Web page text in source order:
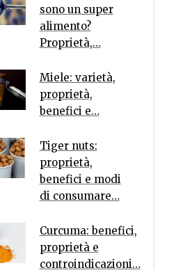
sono un super
alimento?
Proprietà,…
Miele: varietà,
proprietà,
benefici e…
Tiger nuts:
proprietà,
benefici e modi
di consumare…
Curcuma: benefici,
proprietà e
controindicazioni…